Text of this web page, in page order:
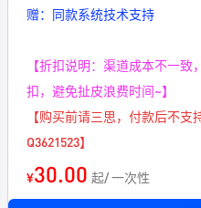
赠：同款系统技术支持
【折扣说明：渠道成本不一
扣，避免扯皮浪费时间~】
【购买前请三思，付款后不
Q3621523】
¥30.00 起/ 一次性